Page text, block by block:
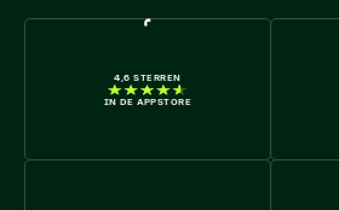
4,6 STERREN
IN DE APPSTORE